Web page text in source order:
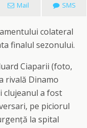
Mail SMS
colateral
finalul sezonului.
Ciaparii (foto,
rivală Dinamo
clujeanul a fost
pe piciorul
la spital